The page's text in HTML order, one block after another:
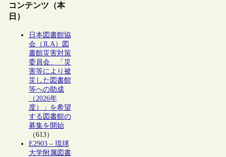
コンテンツ（本
日）
日本図書館協
会（JLA）図
書館災害対策
委員会、「災
害等により被
災した図書館
等への助成
（2026年
度）」を希望
する図書館の
募集を開始
（613）
E2903 – 琉球
大学附属図書